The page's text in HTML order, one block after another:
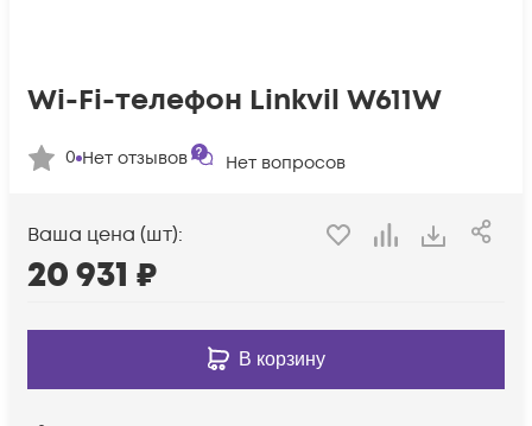
Wi-Fi-телефон Linkvil W611W
0 Нет отзывов Нет вопросов
Ваша цена (шт):
20 931 ₽
В корзину